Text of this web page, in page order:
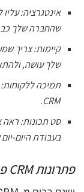
אינטגרציה:
שהחברה שלך
קיימות:
שלך עושה,
תמיכה ללקוחות:
CRM.
סט תכונות:ראה
בעבודת היום-
פתרונות CRM פופולריים לנדל"ן